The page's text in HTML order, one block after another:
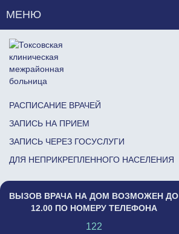
МЕНЮ
РАСПИСАНИЕ ВРАЧЕЙ
ЗАПИСЬ НА ПРИЕМ
ЗАПИСЬ ЧЕРЕЗ ГОСУСЛУГИ
ДЛЯ НЕПРИКРЕПЛЕННОГО НАСЕЛЕНИЯ
ВЫЗОВ ВРАЧА НА ДОМ ВОЗМОЖЕН ДО
12.00 ПО НОМЕРУ ТЕЛЕФОНА
122